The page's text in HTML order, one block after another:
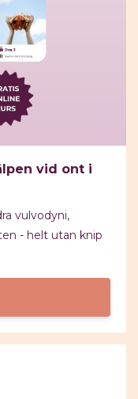
vid ont i
vulvodyni,
- helt utan knip